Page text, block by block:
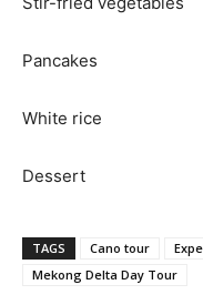
Pancakes
White rice
Dessert
TAGS Cano tour
Mekong Delta Day Tour